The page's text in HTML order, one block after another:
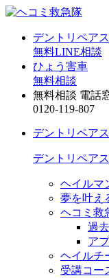
デントリペア
無料LINE相談
ひょう害車
無料相談
無料相談 電話
0120-119-807
デントリペア
デントリペア
ヘイルマ
夢を叶え
ヘコミ救
過
ア
ヘイルチ
受講コー